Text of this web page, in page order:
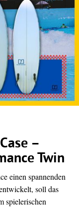
–
Twin
einen spannenden
soll das
spielerischen